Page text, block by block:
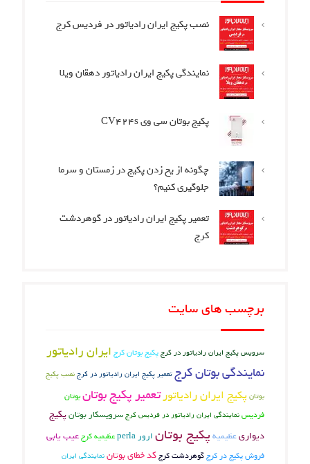
نصب پکیج ایران رادیاتور در فردیس کرج
نمایندگی پکیج ایران رادیاتور دهقان ویلا
پکیج بوتان سی وی CV424s
چگونه از یخ زدن پکیج در زمستان و سرما
جلوگیری کنیم؟
تعمیر پکیج ایران رادیاتور در گوهردشت
کرج
برچسب های سایت
سرویس پکیج ایران رادیاتور در کرجپکیج بوتان کرج ایران رادیاتور
نمایندگی بوتان کرجتعمیر پکیج ایران رادیاتور در کرجنصب پکیج
بوتانپکیج ایران رادیاتورتعمیر پکیج بوتانبوتان
فردیسنمایندگی ایران رادیاتور در فردیس کرجسرویسکار بوتانپکیج
دیواریعظیمیه پکیج بوتان ارور perla عظیمیه کرجعیب یابی
فروش پکیج در کرجگوهردشت کرجکد خطای بوتان نمایندگی ایران